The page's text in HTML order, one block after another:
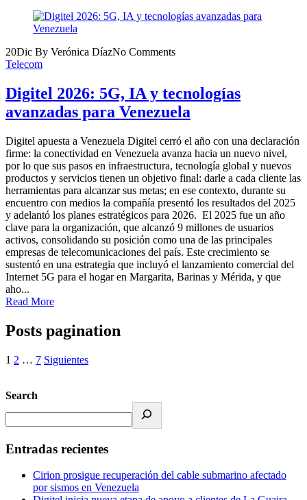
20Dic By Verónica DíazNo Comments
Telecom
Digitel 2026: 5G, IA y tecnologías
avanzadas para Venezuela
Digitel apuesta a Venezuela Digitel cerró el año con una declaración
firme: la conectividad en Venezuela avanza hacia un nuevo nivel,
por lo que sus pasos en infraestructura, tecnología global y nuevos
productos y servicios tienen un objetivo final: darle a cada cliente las
herramientas para alcanzar sus metas; en ese contexto, durante su
encuentro con medios la compañía presentó los resultados del 2025
y adelantó los planes estratégicos para 2026. El 2025 fue un año
clave para la organización, que alcanzó 9 millones de usuarios
activos, consolidando su posición como una de las principales
empresas de telecomunicaciones del país. Este crecimiento se
sustentó en una estrategia que incluyó el lanzamiento comercial del
Internet 5G para el hogar en Margarita, Barinas y Mérida, y que
aho...
Read More
Posts pagination
1 2 … 7 Siguientes
Search
Entradas recientes
Cirion prosigue recuperación del cable submarino afectado
por sismos en Venezuela